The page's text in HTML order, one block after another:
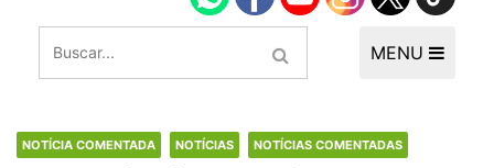
MENU
NOTÍCIA COMENTADA NOTÍCIAS NOTÍCIAS COMENTADAS